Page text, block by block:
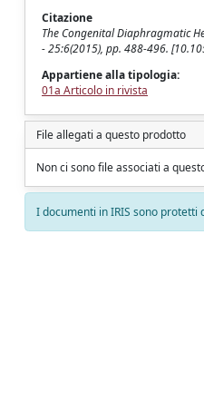
Citazione
The Congenital Diaphragmatic
- 25:6(2015), pp. 488-496.
Appartiene alla tipologia:
01a Articolo in rivista
File allegati a questo prodotto
Non ci sono file associati a
I documenti in IRIS sono